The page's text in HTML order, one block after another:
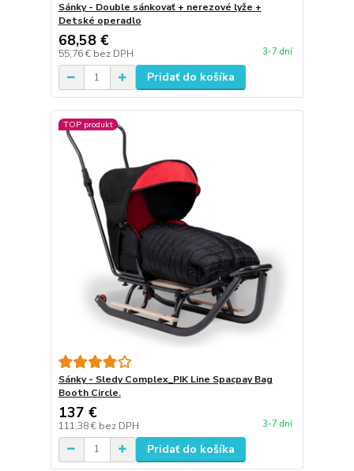
Sánky - Double sánkovať + nerezové lyže +
Detské operadlo
68,58 €
55,76 € bez DPH 3-7 dní
Pridať do košíka
TOP produkt
Sánky - Sledy Complex_PIK Line Spacpay Bag
Booth Circle.
137 €
111,38 € bez DPH 3-7 dní
Pridať do košíka